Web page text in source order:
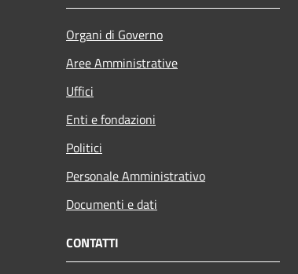
Organi di Governo
Aree Amministrative
Uffici
Enti e fondazioni
Politici
Personale Amministrativo
Documenti e dati
CONTATTI